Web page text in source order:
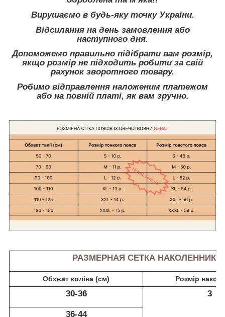
Вирушаємо в будь-яку точку України.
Відсилання на день замовлення або
наступного дня.
Допоможемо правильно підібрати вам розмір,
якщо розмір не підходить робити за свій
рахунок зворотного товару.
Робимо відправлення наложеним платежом
або на повній платі, як вам зручно.
РАЗМЕРНАЯ СЕТКА
Обхват коліна (см) Розмір
30-36 3
36-44